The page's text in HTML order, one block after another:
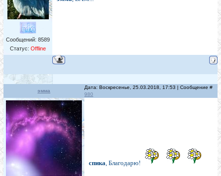
Сообщений: 8589
Статус: Offline
эмма
Дата: Воскресенье, 25.03.2018, 17:53 | Сообщение #
980
спика, Благодарю!